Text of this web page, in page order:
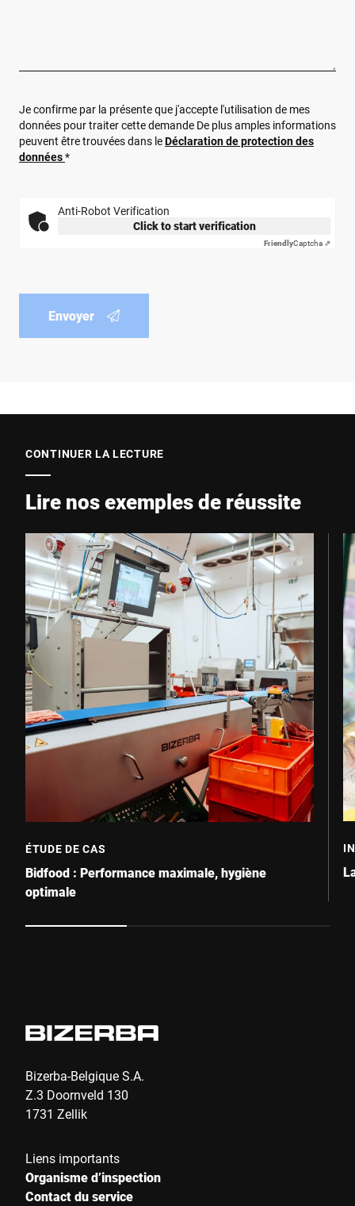
Je confirme par la présente que j'accepte l'utilisation de mes
données pour traiter cette demande De plus amples informations
peuvent être trouvées dans leDéclaration de protection des
données*
Anti-Robot Verification
Click to start verification
FriendlyCaptcha ⇗
Envoyer
CONTINUER LA LECTURE
Lire nos exemples de réussite
ÉTUDE DE CAS
Bidfood : Performance maximale, hygiène
optimale
Bizerba-Belgique S.A.
Z.3 Doornveld 130
1731 Zellik
Liens importants
Organisme d’inspection
Contact du service